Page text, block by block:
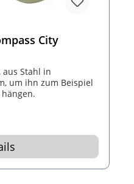
City
aus Stahl in
um ihn zum Beispiel